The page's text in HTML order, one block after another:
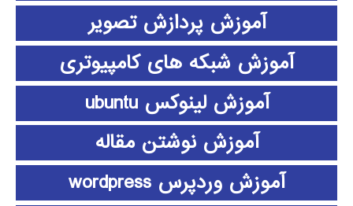
آموزش پردازش تصویر
آموزش شبکه های کامپیوتری
آموزش لینوکس ubuntu
آموزش نوشتن مقاله
آموزش وردپرس wordpress